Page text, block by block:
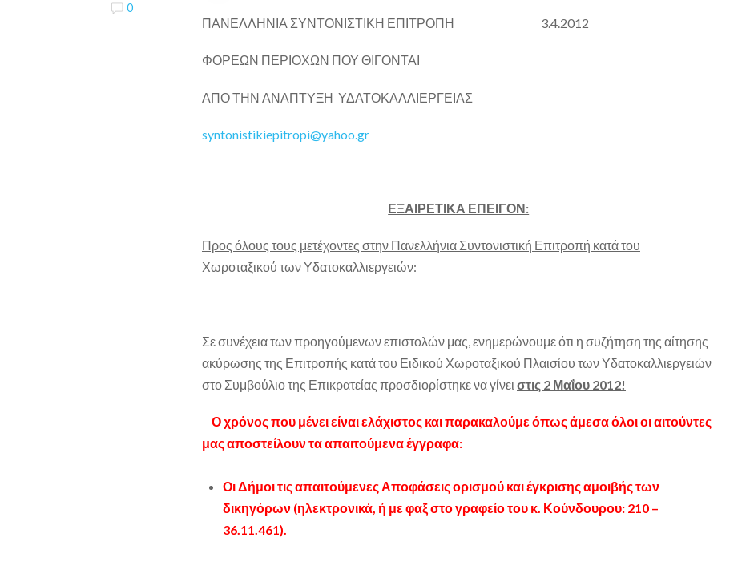
0
ΠΑΝΕΛΛΗΝΙΑ ΣΥΝΤΟΝΙΣΤΙΚΗ ΕΠΙΤΡΟΠΗ 3.4.2012
ΦΟΡΕΩΝ ΠΕΡΙΟΧΩΝ ΠΟΥ ΘΙΓΟΝΤΑΙ
ΑΠΟ ΤΗΝ ΑΝΑΠΤΥΞΗ ΥΔΑΤΟΚΑΛΛΙΕΡΓΕΙΑΣ
syntonistikiepitropi@yahoo.gr
ΕΞΑΙΡΕΤΙΚΑ ΕΠΕΙΓΟΝ:
Προς όλους τους μετέχοντες στην Πανελλήνια Συντονιστική Επιτροπή κατά του
Χωροταξικού των Υδατοκαλλιεργειών:
Σε συνέχεια των προηγούμενων επιστολών μας, ενημερώνουμε ότι η συζήτηση της αίτησης
ακύρωσης της Επιτροπής κατά του Ειδικού Χωροταξικού Πλαισίου των Υδατοκαλλιεργειών
στο Συμβούλιο της Επικρατείας προσδιορίστηκε να γίνει στις 2 Μαΐου 2012!
Ο χρόνος που μένει είναι ελάχιστος και παρακαλούμε όπως άμεσα όλοι οι αιτούντες
μας αποστείλουν τα απαιτούμενα έγγραφα:
Οι Δήμοι τις απαιτούμενες Αποφάσεις ορισμού και έγκρισης αμοιβής των
δικηγόρων (ηλεκτρονικά, ή με φαξ στο γραφείο του κ. Κούνδουρου: 210 –
36.11.461).